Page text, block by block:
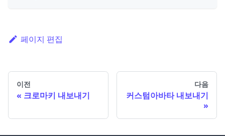
페이지 편집
이전
크로마키 내보내기
다음
커스텀아바타 내보내기